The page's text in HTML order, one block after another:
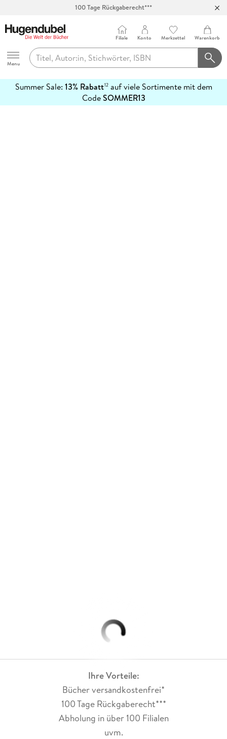
100 Tage Rückgaberecht***
Hugendubel
Menu
Filiale Konto Merkzettel Warenkorb
Summer Sale: 13% Rabatt12auf viele Sortimente mit dem
CodeSOMMER13
erfahren
Ihre Vorteile:
Bücher versandkostenfrei*
100 Tage Rückgaberecht***
Abholung in über 100 Filialen
uvm.